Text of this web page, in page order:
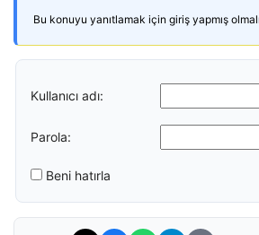
Bu konuyu yanıtlamak için giriş yapmış
Kullanıcı adı:
Parola:
Beni hatırla